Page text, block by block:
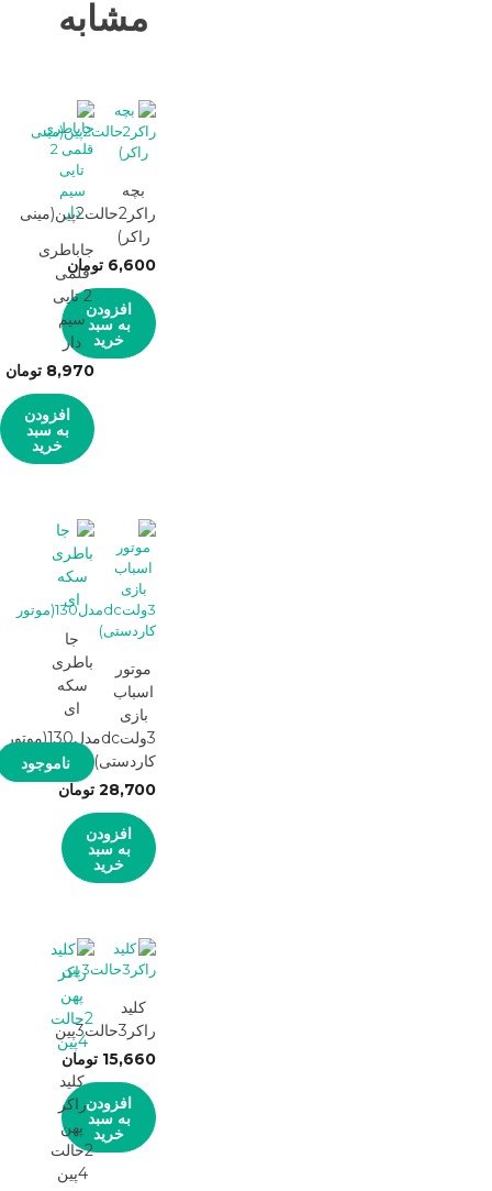
مشابه
بچه
راکر2حالت2پین(مینی
راکر)
6,600 تومان
افزودن
به سبد
خرید
جاباطری
قلمی
2 تایی
سیم
دار
8,970 تومان
افزودن
به سبد
خرید
موتور
اسباب
بازی
3ولتdcمدل130(موتور
کاردستی)
28,700 تومان
افزودن
به سبد
خرید
جا
باطری
سکه
ای
ناموجود
کلید
راکر3حالت3پین
15,660 تومان
افزودن
به سبد
خرید
کلید
راکر
پهن
2حالت
4پین